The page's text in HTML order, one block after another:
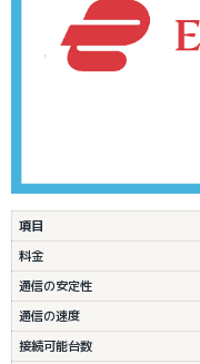
項目
料金
通信の安定性
通信の速度
接続可能台数